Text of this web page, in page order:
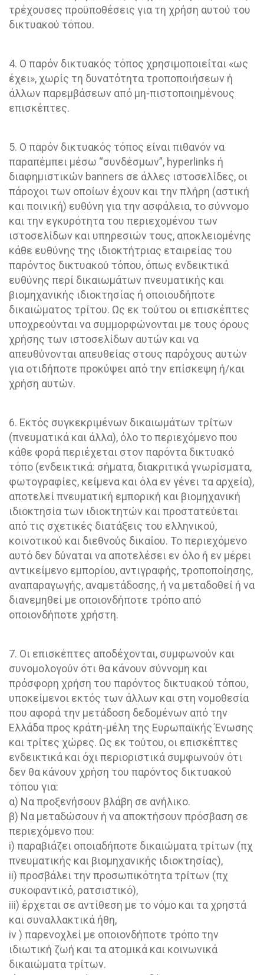
τρέχουσες προϋποθέσεις για τη χρήση αυτού του
δικτυακού τόπου.
4. Ο παρόν δικτυακός τόπος χρησιμοποιείται «ως
έχει», χωρίς τη δυνατότητα τροποποιήσεων ή
άλλων παρεμβάσεων από μη-πιστοποιημένους
επισκέπτες.
5. Ο παρόν δικτυακός τόπος είναι πιθανόν να
παραπέμπει μέσω “συνδέσμων”, hyperlinks ή
διαφημιστικών banners σε άλλες ιστοσελίδες, οι
πάροχοι των οποίων έχουν και την πλήρη (αστική
και ποινική) ευθύνη για την ασφάλεια, το σύννομο
και την εγκυρότητα του περιεχομένου των
ιστοσελίδων και υπηρεσιών τους, αποκλειομένης
κάθε ευθύνης της ιδιοκτήτριας εταιρείας του
παρόντος δικτυακού τόπου, όπως ενδεικτικά
ευθύνης περί δικαιωμάτων πνευματικής και
βιομηχανικής ιδιοκτησίας ή οποιουδήποτε
δικαιώματος τρίτου. Ως εκ τούτου οι επισκέπτες
υποχρεούνται να συμμορφώνονται με τους όρους
χρήσης των ιστοσελίδων αυτών και να
απευθύνονται απευθείας στους παρόχους αυτών
για οτιδήποτε προκύψει από την επίσκεψη ή/και
χρήση αυτών.
6. Εκτός συγκεκριμένων δικαιωμάτων τρίτων
(πνευματικά και άλλα), όλο το περιεχόμενο που
κάθε φορά περιέχεται στον παρόντα δικτυακό
τόπο (ενδεικτικά: σήματα, διακριτικά γνωρίσματα,
φωτογραφίες, κείμενα και όλα εν γένει τα αρχεία),
αποτελεί πνευματική εμπορική και βιομηχανική
ιδιοκτησία των ιδιοκτητών και προστατεύεται
από τις σχετικές διατάξεις του ελληνικού,
κοινοτικού και διεθνούς δικαίου. Το περιεχόμενο
αυτό δεν δύναται να αποτελέσει εν όλο ή εν μέρει
αντικείμενο εμπορίου, αντιγραφής, τροποποίησης,
αναπαραγωγής, αναμετάδοσης, ή να μεταδοθεί ή να
διανεμηθεί με οποιονδήποτε τρόπο από
οποιονδήποτε χρήστη.
7. Οι επισκέπτες αποδέχονται, συμφωνούν και
συνομολογούν ότι θα κάνουν σύννομη και
πρόσφορη χρήση του παρόντος δικτυακού τόπου,
υποκείμενοι εκτός των άλλων και στη νομοθεσία
που αφορά την μετάδοση δεδομένων από την
Ελλάδα προς κράτη-μέλη της Ευρωπαϊκής Ένωσης
και τρίτες χώρες. Ως εκ τούτου, οι επισκέπτες
ενδεικτικά και όχι περιοριστικά συμφωνούν ότι
δεν θα κάνουν χρήση του παρόντος δικτυακού
τόπου για:
α) Να προξενήσουν βλάβη σε ανήλικο.
β) Να μεταδώσουν ή να αποκτήσουν πρόσβαση σε
περιεχόμενο που:
i) παραβιάζει οποιαδήποτε δικαιώματα τρίτων (πχ
πνευματικής και βιομηχανικής ιδιοκτησίας),
ii) προσβάλει την προσωπικότητα τρίτων (πχ
συκοφαντικό, ρατσιστικό),
iii) έρχεται σε αντίθεση με το νόμο και τα χρηστά
και συναλλακτικά ήθη,
iv ) παρενοχλεί με οποιονδήποτε τρόπο την
ιδιωτική ζωή και τα ατομικά και κοινωνικά
δικαιώματα τρίτων.